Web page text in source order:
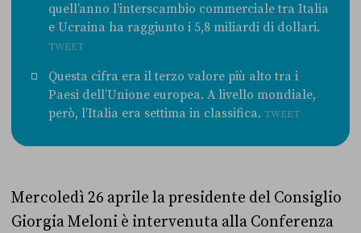
quell’anno l’interscambio commerciale tra Italia
e Ucraina ha raggiunto i 5,8 miliardi di dollari.
TWEET
Questa cifra era il terzo valore più alto tra i
Paesi dell’Unione europea. A livello mondiale,
però, l’Italia era settima in classifica. TWEET
Mercoledì 26 aprile la presidente del Consiglio
Giorgia Meloni è intervenuta alla Conferenza